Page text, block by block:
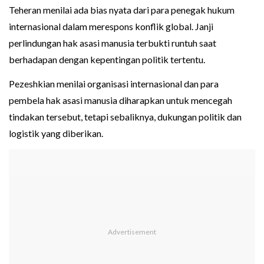
Teheran menilai ada bias nyata dari para penegak hukum
internasional dalam merespons konflik global. Janji
perlindungan hak asasi manusia terbukti runtuh saat
berhadapan dengan kepentingan politik tertentu.
Pezeshkian menilai organisasi internasional dan para
pembela hak asasi manusia diharapkan untuk mencegah
tindakan tersebut, tetapi sebaliknya, dukungan politik dan
logistik yang diberikan.